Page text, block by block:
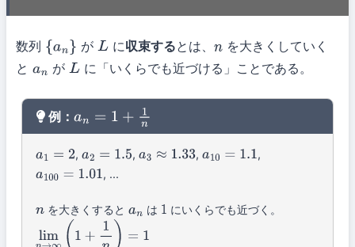
数列 {an} がL に収束するとは、 n を大きくしていく
と an がL に「いくらでも近づける」ことである。
例：an =1+1 n
a1=2 ,a2 =1.5 , a3 ≈1.33 ,a10 =1.1
,
a100 =1.01 , ...
n を大きくするとan は 1 にいくらでも近づく。
limn→∞( 1+ 1n)= 1